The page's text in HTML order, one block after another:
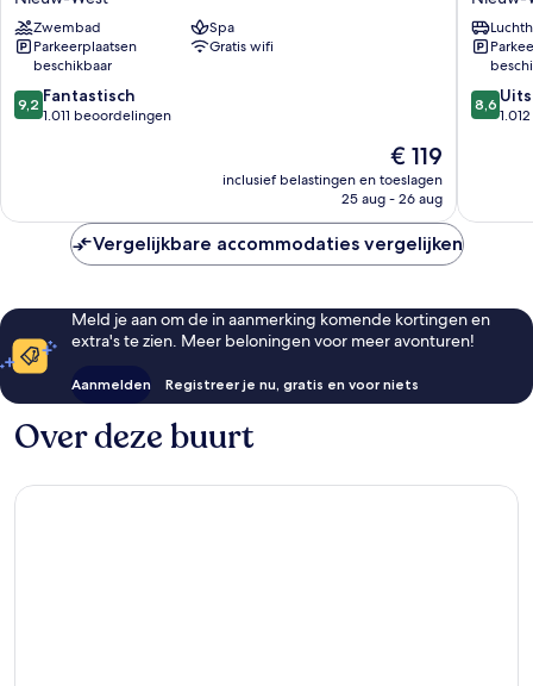
Hotel
Amsterdam
Nieuw-
West
Zwembad
Spa
Parkeerplaatsen
beschikbaar
Gratis wifi
9.2
van
9,2 Fantastisch
1.011 beoordelingen
De
prijs
is
€ 119
inclusief belastingen en toeslagen
25 aug - 26 aug
Nieuw-
West
8.6
van
8,6
Vergelijkbare accommodaties vergelijken
Meld je aan om de in aanmerking komende kortingen en
extra's te zien. Meer beloningen voor meer avonturen!
Aanmelden Registreer je nu, gratis en voor niets
Over deze buurt